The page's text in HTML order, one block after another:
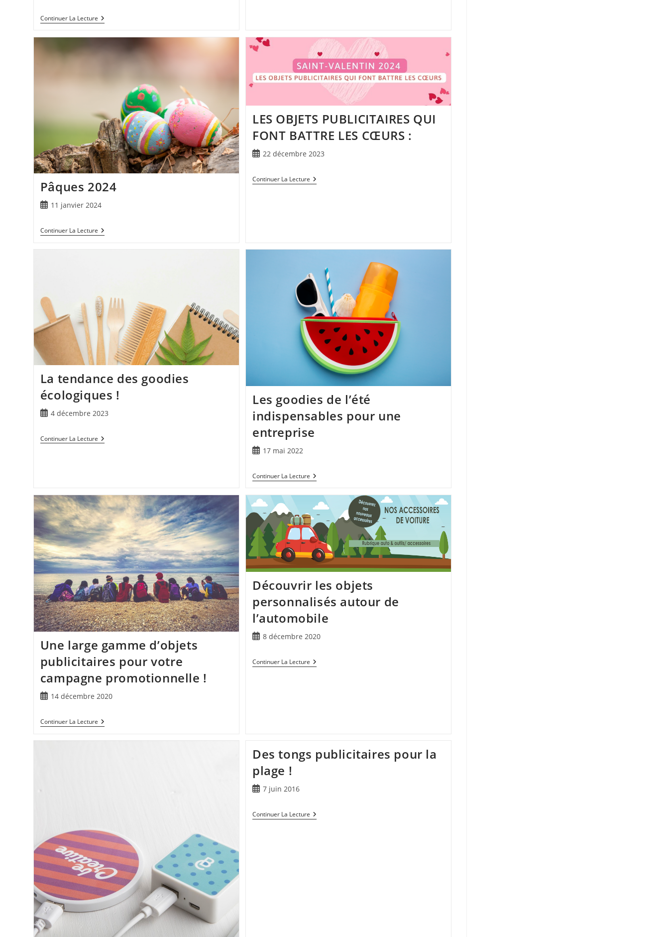
Continuer La Lecture
Pâques 2024
11 janvier 2024
Continuer La Lecture
LES OBJETS PUBLICITAIRES QUI
FONT BATTRE LES CŒURS :
22 décembre 2023
Continuer La Lecture
La tendance des goodies
écologiques !
4 décembre 2023
Continuer La Lecture
Les goodies de l’été
indispensables pour une
entreprise
17 mai 2022
Continuer La Lecture
Une large gamme d’objets
publicitaires pour votre
campagne promotionnelle !
14 décembre 2020
Continuer La Lecture
Découvrir les objets
personnalisés autour de
l’automobile
8 décembre 2020
Continuer La Lecture
Des tongs publicitaires pour la
plage !
7 juin 2016
Continuer La Lecture